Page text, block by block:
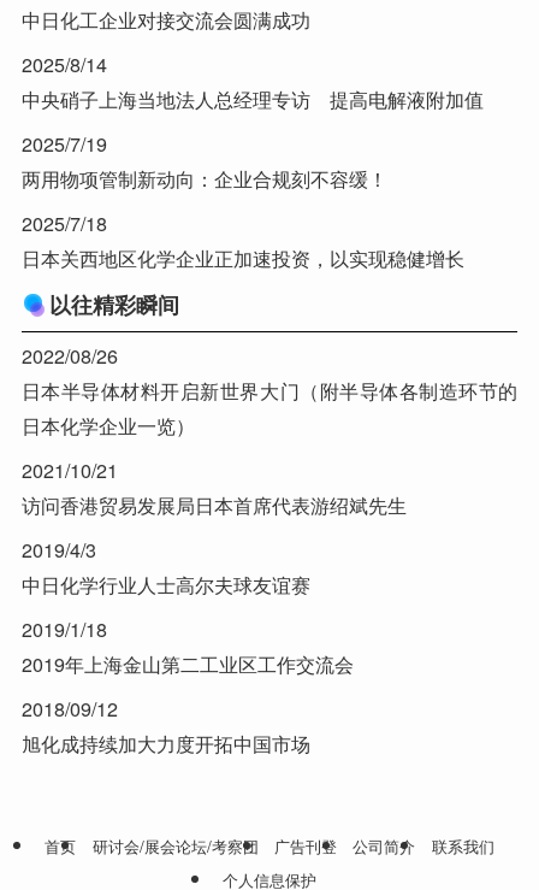
中日化工企业对接交流会圆满成功
2025/8/14
中央硝子上海当地法人总经理专访 提高电解液附加值
2025/7/19
两用物项管制新动向：企业合规刻不容缓！
2025/7/18
日本关西地区化学企业正加速投资，以实现稳健增长
以往精彩瞬间
2022/08/26
日本半导体材料开启新世界大门（附半导体各制造环节的
日本化学企业一览）
2021/10/21
访问香港贸易发展局日本首席代表游绍斌先生
2019/4/3
中日化学行业人士高尔夫球友谊赛
2019/1/18
2019年上海金山第二工业区工作交流会
2018/09/12
旭化成持续加大力度开拓中国市场
首页 研讨会/展会论坛/考察团 广告刊登 公司简介
联系我们
个人信息保护